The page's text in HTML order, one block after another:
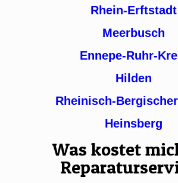
Rhein-Erftstadt
Meerbusch
Ennepe-Ruhr-
Hilden
Rheinisch-
Heinsberg
Was kostet